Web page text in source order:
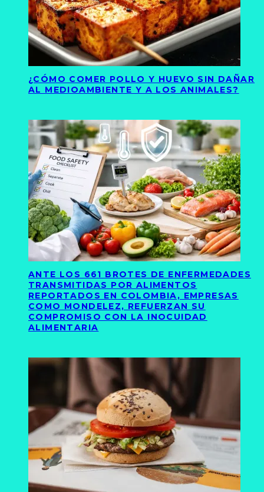
¿CÓMO COMER POLLO Y HUEVO SIN DAÑAR
AL MEDIOAMBIENTE Y A LOS ANIMALES?
ANTE LOS 661 BROTES DE ENFERMEDADES
TRANSMITIDAS POR ALIMENTOS
REPORTADOS EN COLOMBIA, EMPRESAS
COMO MONDELEZ, REFUERZAN SU
COMPROMISO CON LA INOCUIDAD
ALIMENTARIA